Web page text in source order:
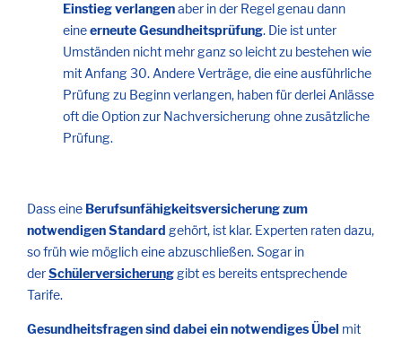
Einstieg verlangenaber in der Regel genau dann
eineerneute Gesundheitsprüfung. Die ist unter
Umständen nicht mehr ganz so leicht zu bestehen wie
mit Anfang 30. Andere Verträge, die eine ausführliche
Prüfung zu Beginn verlangen, haben für derlei Anlässe
oft die Option zur Nachversicherung ohne zusätzliche
Prüfung.
Dass eine Berufsunfähigkeitsversicherung zum
notwendigen Standard gehört, ist klar. Experten raten dazu,
so früh wie möglich eine abzuschließen. Sogar in
derSchülerversicherunggibt es bereits entsprechende
Tarife.
Gesundheitsfragen sind dabei ein notwendiges Übel mit